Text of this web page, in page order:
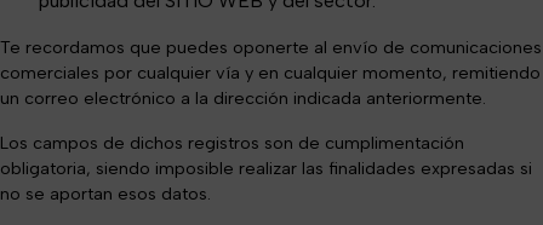
Te recordamos que puedes oponerte al envío de comunicaciones
comerciales por cualquier vía y en cualquier momento, remitiendo
un correo electrónico a la dirección indicada anteriormente.
Los campos de dichos registros son de cumplimentación
obligatoria, siendo imposible realizar las finalidades expresadas si
no se aportan esos datos.